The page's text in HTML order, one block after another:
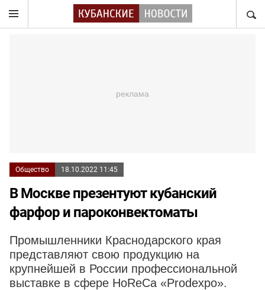
Общество 18.10.2022 11:45
В Москве презентуют кубанский
фарфор и пароконвектоматы
Промышленники Краснодарского края
представляют свою продукцию на
крупнейшей в России профессиональной
выставке в сфере HoReCa «Prodexpo».